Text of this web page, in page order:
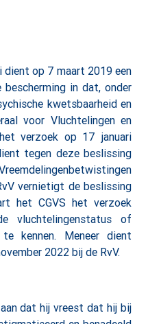
op 7 maart 2019 een
in dat, onder
kwetsbaarheid en
voor Vluchtelingen en
verzoek op 17 januari
tegen deze beslissing
vernietigt de beslissing
het CGVS het verzoek
vluchtelingenstatus of
kennen. Meneer dient
2022 bij de RvV.
dat hij vreest dat hij bij